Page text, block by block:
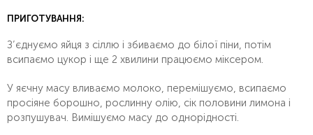
ПРИГОТУВАННЯ:
З’єднуємо яйця з сіллю і збиваємо до білої піни, потім
всипаємо цукор і ще 2 хвилини працюємо міксером.
У яєчну масу вливаємо молоко, перемішуємо, всипаємо
просіяне борошно, рослинну олію, сік половини лимона і
розпушувач. Вимішуємо масу до однорідності.